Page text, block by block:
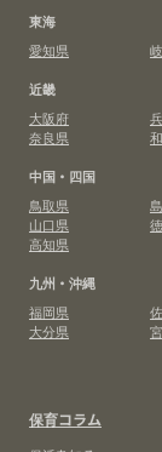
東海
愛知県
近畿
大阪府
奈良県
中国・四国
鳥取県
山口県
高知県
九州・沖縄
福岡県
大分県
保育コラム